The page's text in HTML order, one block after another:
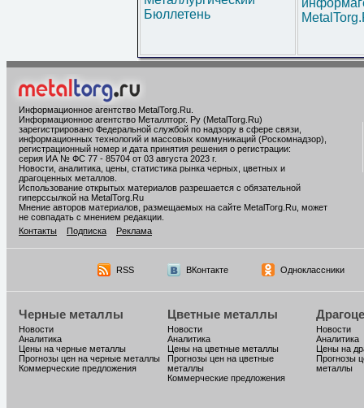
Бюллетень
Информационное агентство MetalTorg.Ru
Информационное агентство Металлторг. Ру (MetalTorg.Ru)
зарегистрировано Федеральной службой по надзору в сфере связи,
информационных технологий и массовых коммуникаций (Роскомнадзор),
регистрационный номер и дата принятия решения о регистрации:
серия ИА № ФС 77 - 85704 от 03 августа 2023 г.
Новости, аналитика, цены, статистика рынка черных, цветных и
драгоценных металлов.
Использование открытых материалов разрешается с обязательной
гиперссылкой на MetalTorg.Ru
Мнение авторов материалов, размещаемых на сайте MetalTorg.Ru, может
не совпадать с мнением редакции.
Контакты
Подписка Реклама
RSS ВКонтакте Одноклассники
Черные металлы
Новости
Аналитика
Цены на черные металлы
Прогнозы цен на черные металлы
Коммерческие предложения
Цветные металлы
Новости
Аналитика
Цены на цветные металлы
Прогнозы цен на цветные
металлы
Коммерческие предложения
Новости
Аналитика
Цены на
Прогнозы
металлы